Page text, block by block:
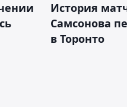
История
Самсонова
в Торонто